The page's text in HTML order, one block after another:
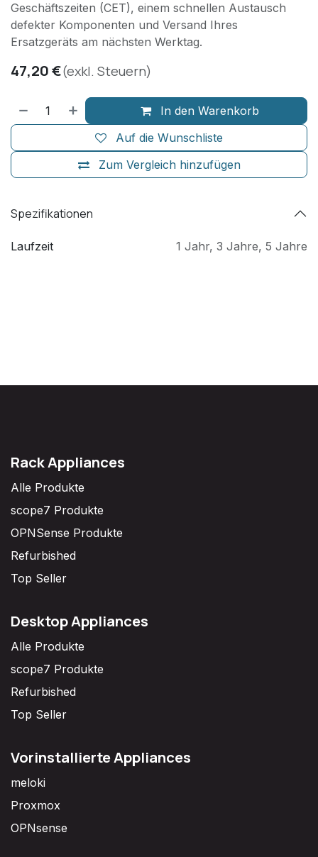
Geschäftszeiten (CET), einem schnellen Austausch
defekter Komponenten und Versand Ihres
Ersatzgeräts am nächsten Werktag.
47,20€(exkl. Steuern)
In den Warenkorb
Zum Vergleich hinzufügen
Auf die Wunschliste
Spezifikationen
Laufzeit 1 Jahr, 3 Jahre, 5 Jahre
Rack Appliances
Alle Produkte
scope7 Produkte
OPNSense Produkte
Refurbished
Top Seller
Desktop Appliances
Alle Produkte
scope7 Produkte
Refurbished
Top Seller
Vorinstallierte Appliances
meloki
Proxmox
OPNsense